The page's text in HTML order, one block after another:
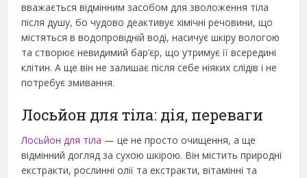
вважається відмінним засобом для зволоження тіла
після душу, бо чудово деактивує хімічні речовини, що
містяться в водопровідній воді, насичує шкіру вологою
та створює невидимий бар’єр, що утримує її всередині
клітин. А ще він не залишає після себе ніяких слідів і не
потребує змивання.
Лосьйон для тіла: дія, переваги
Лосьйон для тіла — це не просто очищення, а ще
відмінний догляд за сухою шкірою. Він містить природні
екстракти, рослинні олії та екстракти, вітамінні та